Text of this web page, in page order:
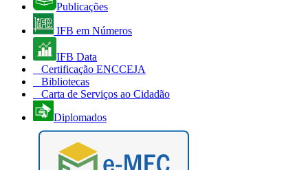
Publicações
IFB em Números
IFB Data
Certificação ENCCEJA
Bibliotecas
Carta de Serviços ao Cidadão
Diplomados